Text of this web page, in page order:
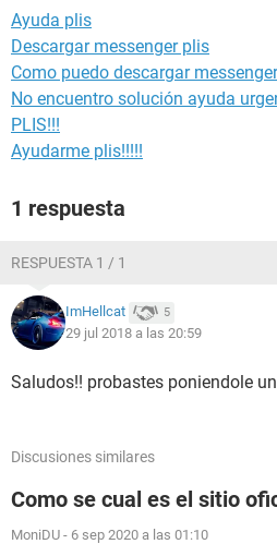
Ayuda plis
Descargar messenger plis
Como puedo descargar
No encuentro solución ayuda
PLIS!!!
Ayudarme plis!!!!!
1 respuesta
RESPUESTA 1 / 1
ImHellcat 5
29 jul 2018 a las 20:59
Saludos!! probastes poniendole
Discusiones similares
Como se cual es el sitio
MoniDU - 6 sep 2020 a las 01:10